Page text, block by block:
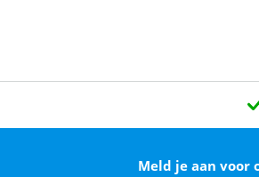
Meld je aan voor